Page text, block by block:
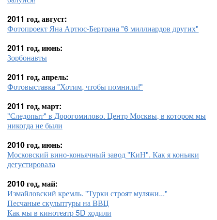
2011 год, август:
Фотопроект Яна Артюс-Бертрана "6 миллиардов других"
2011 год, июнь:
Зорбонавты
2011 год, апрель:
Фотовыставка "Хотим, чтобы помнили!"
2011 год, март:
"Следопыт" в Дорогомилово. Центр Москвы, в котором мы
никогда не были
2010 год, июнь:
Московский вино-коньячный завод "КиН". Как я коньяки
дегустировала
2010 год, май:
Измайловский кремль. "Турки строят муляжи..."
Песчаные скульптуры на ВВЦ
Как мы в кинотеатр 5D ходили